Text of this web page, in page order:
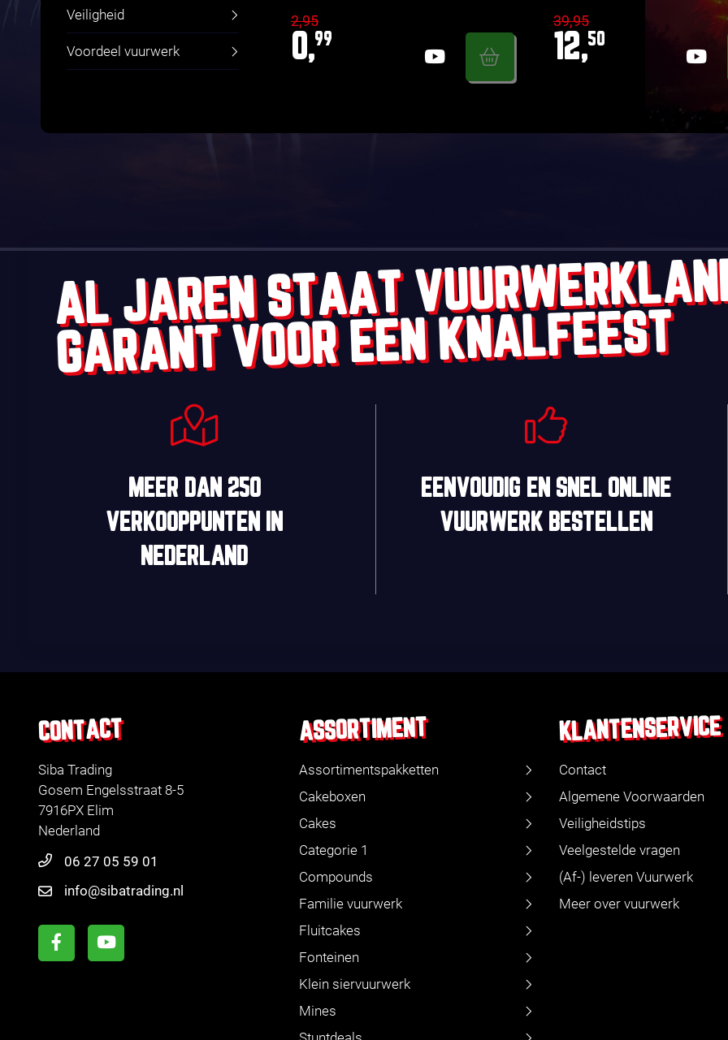
Veiligheid
Voordeel vuurwerk
2,95
0,99
39,95
12,50
AL JAREN STAAT
GARANT VOOR EEN KNALFEEST
MEER DAN 250
VERKOOPPUNTEN
IN
NEDERLAND
EENVOUDIG EN SNELONLINE
VUURWERK BESTELLEN
CONTACT
Siba Trading
Gosem Engelsstraat 8-5
7916PX Elim
Nederland
06 27 05 59 01
info@sibatrading.nl
ASSORTIMENT
Assortimentspakketten
Cakeboxen
Cakes
Categorie 1
Compounds
Familie vuurwerk
Fluitcakes
Fonteinen
Klein siervuurwerk
Mines
KLANTENSERVICE
Contact
Algemene Voorwaarden
Veiligheidstips
Veelgestelde vragen
(Af-) leveren Vuurwerk
Meer over vuurwerk